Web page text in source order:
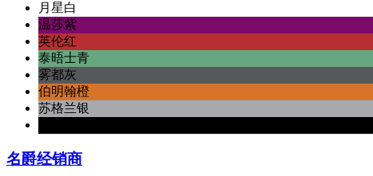
月星白
温莎紫
英伦红
泰晤士青
雾都灰
伯明翰橙
苏格兰银
名爵经销商